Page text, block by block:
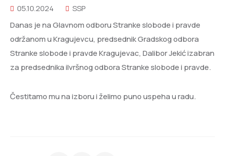
05.10.2024
SSP
Danas je na Glavnom odboru Stranke slobode i pravde
održanom u Kragujevcu, predsednik Gradskog odbora
Stranke slobode i pravde Kragujevac, Dalibor Jekić izabran
za predsednika iIvršnog odbora Stranke slobode i pravde.
Čestitamo mu na izboru i želimo puno uspeha u radu.